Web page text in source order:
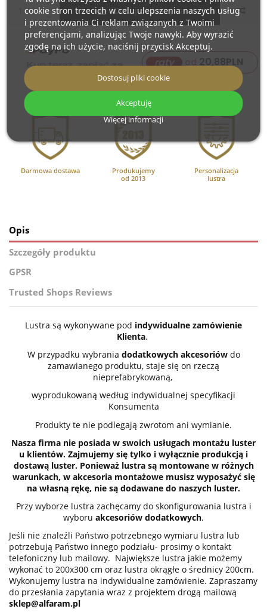
Dodaj do koszyka
raty
Darmowa dostawa
Produkujemy
od 2013
Personalizacja
lustra
Opis
Szczegóły produktu
GPSR
Trusted Shops Reviews
Lustra są wykonywane pod indywidualne zamówienie
Klienta.
W przypadku wybrania dodatkowych akcesoriówdo
zamawianego produktu, staje się on rzeczą
nieprefabrykowaną,
wyprodukowaną według indywidualnej specyfikacji
Konsumenta
Produkty te nie podlegają zwrotom ani wymianie.
Nasza firma nie posiada w swoich usługach montażu luster
u klientów. Zajmujemy się tylko i wyłącznie produkcją i
dostawą luster. Ponieważ lustra są montowane w różnych
warunkach, w akcesoria montażowe musisz wyposażyć się
na własną rękę, nie są dodawane do naszych luster.
Przy wyborze lustra zachęcamy do skonfigurowania lustra i
wyboru akcesoriów dodatkowych.
Jeśli nie znaleźli Państwo potrzebnego wymiaru lustra lub
potrzebują Państwo innego podziału- prosimy o kontakt
telefoniczny lub mailowy. Największe lustra jakie możemy
wykonać to 200x300 cm oraz lustra okrągłe o średnicy 200cm.
Wykonujemy lustra na indywidualne zamówienie. Zapraszamy
do przesłania zapytania wraz z projektem drogą mailową
sklep@alfaram.pl
cookie stron trzecich w celu ulepszenia naszych usług
i prezentowania Ci reklam związanych z Twoimi
preferencjami, analizując Twoje nawyki. Aby wyrazić
zgodę na ich użycie, naciśnij przycisk Akceptuj.
Więcej informacji
Dostosuj pliki cookie
Akceptuję